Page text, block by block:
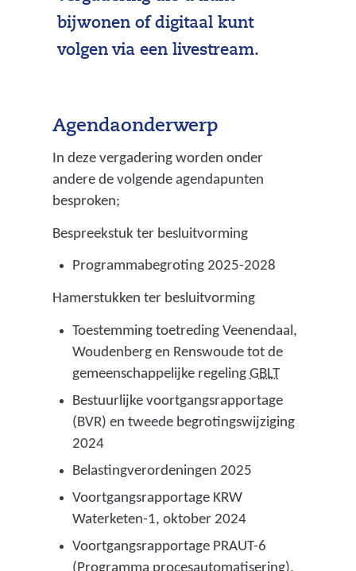
bijwonen of digitaal kunt
volgen via een livestream.
Agendaonderwerp
In deze vergadering worden onder
andere de volgende agendapunten
besproken;
Bespreekstuk ter besluitvorming
Programmabegroting 2025-2028
Hamerstukken ter besluitvorming
Toestemming toetreding Veenendaal,
Woudenberg en Renswoude tot de
gemeenschappelijke regelingGBLT(
g
e
h
Bestuurlijke voortgangsrapportage
(BVR) en tweede begrotingswijziging
2024
Belastingverordeningen 2025
Voortgangsrapportage KRW
Waterketen-1, oktober 2024
Voortgangsrapportage PRAUT-6